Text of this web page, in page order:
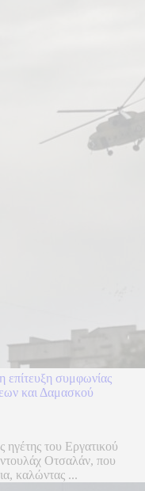
επίτευξη συμφωνίας
και Δαμασκού
ηγέτης του Εργατικού
Οτσαλάν, που
καλώντας ...